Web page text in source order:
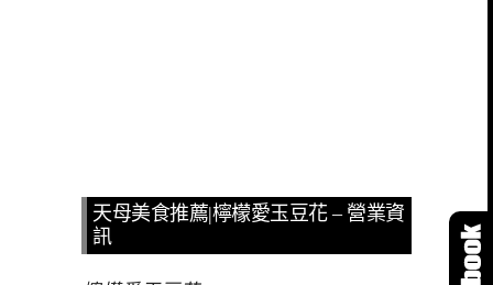
天母美食推薦|檸檬愛玉豆花 – 營業資
訊